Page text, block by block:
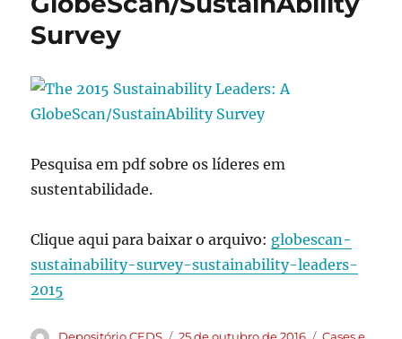
Survey
Pesquisa em pdf sobre os líderes em
sustentabilidade.
Clique aqui para baixar o arquivo: globescan-
sustainability-survey-sustainability-leaders-
2015